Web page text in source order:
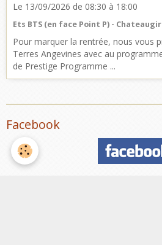
Le 13/09/2026 de 08:30 à 18:00
Ets BTS (en face Point P) -
Pour marquer la rentrée, nous vous
Terres Angevines avec au
de Prestige Programme ...
Facebook